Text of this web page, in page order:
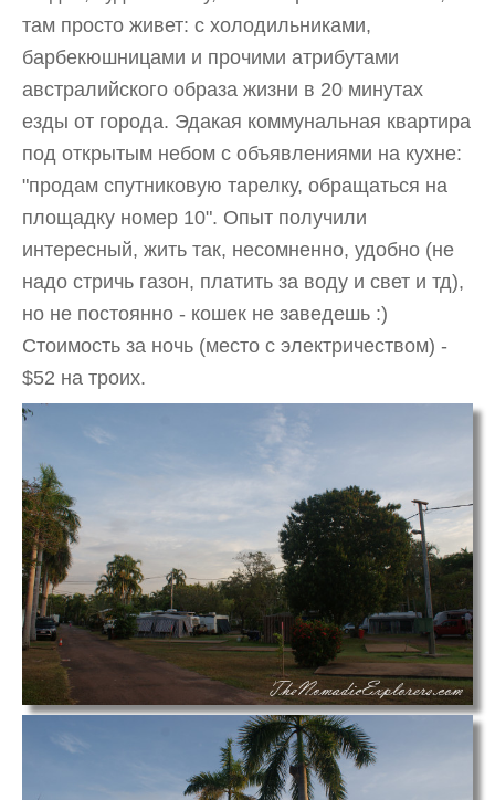
там просто живет: с холодильниками,
барбекюшницами и прочими атрибутами
австралийского образа жизни в 20 минутах
езды от города. Эдакая коммунальная квартира
под открытым небом с объявлениями на кухне:
"продам спутниковую тарелку, обращаться на
площадку номер 10". Опыт получили
интересный, жить так, несомненно, удобно (не
надо стричь газон, платить за воду и свет и тд),
но не постоянно - кошек не заведешь :)
Стоимость за ночь (место с электричеством) -
$52 на троих.